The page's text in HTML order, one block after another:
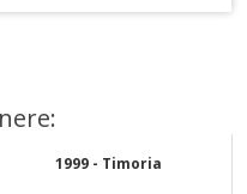
1999 - Timoria